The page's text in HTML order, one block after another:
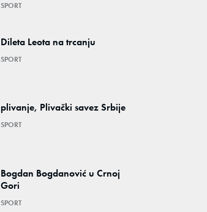
SPORT
Dileta Leota na trcanju
SPORT
plivanje, Plivački savez Srbije
SPORT
Bogdan Bogdanović u Crnoj
Gori
SPORT